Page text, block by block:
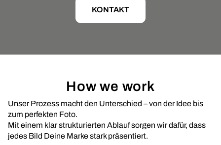
KONTAKT
How we work
Unser Prozess macht den Unterschied – von der Idee bis
zum perfekten Foto.
Mit einem klar strukturierten Ablauf sorgen wir dafür, dass
jedes Bild Deine Marke stark präsentiert.